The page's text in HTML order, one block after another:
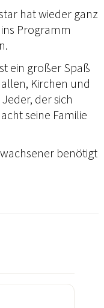
hat wieder ganz
Programm
ein großer Spaß
Kirchen und
der sich
seine Familie
benötigt